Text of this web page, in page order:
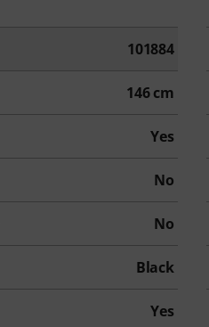
101884
146 cm
Yes
No
No
Black
Yes